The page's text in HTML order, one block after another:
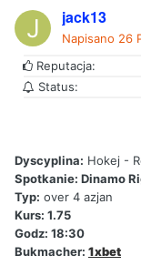
jack13
Napisano 26
Reputacja:
Status:
Dyscyplina: Hokej -
Spotkanie: Dinamo
Typ: over 4 azjan
Kurs: 1.75
Godz: 18:30
Bukmacher: 1xbet